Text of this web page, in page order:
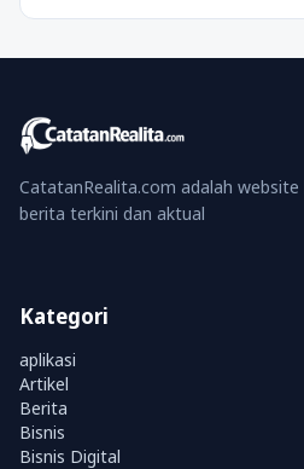
CatatanRealita.com adalah
berita terkini dan aktual
Kategori
aplikasi
Artikel
Berita
Bisnis
Bisnis Digital